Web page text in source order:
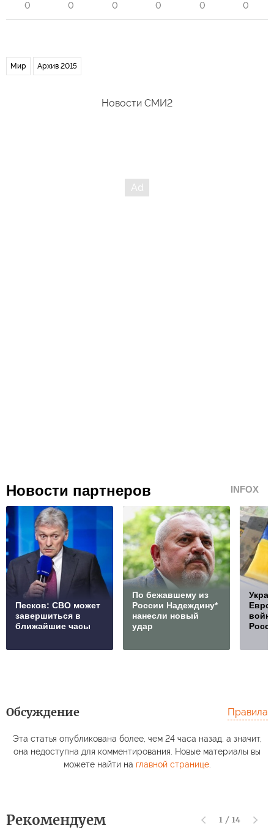
0 0 0 0 0 0
Мир Архив 2015
Новости СМИ2
Новости партнеров INFOX
Песков: СВО может
завершиться в
ближайшие часы
По бежавшему из
России Надеждину*
нанесли новый
удар
Обсуждение Правила
Эта статья опубликована более, чем 24 часа назад, а значит,
она недоступна для комментирования. Новые материалы вы
можете найти на главной странице.
Рекомендуем 1 / 14